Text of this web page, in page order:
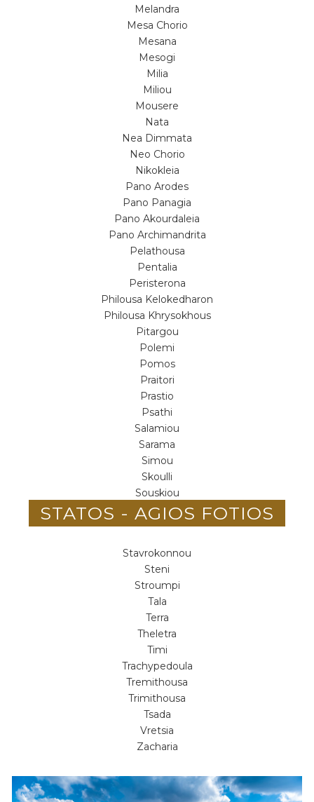
Melandra
Mesa Chorio
Mesana
Mesogi
Milia
Miliou
Mousere
Nata
Nea Dimmata
Neo Chorio
Nikokleia
Pano Arodes
Pano Panagia
Pano Akourdaleia
Pano Archimandrita
Pelathousa
Pentalia
Peristerona
Philousa Kelokedharon
Philousa Khrysokhous
Pitargou
Polemi
Pomos
Praitori
Prastio
Psathi
Salamiou
Sarama
Simou
Skoulli
Souskiou
STATOS - AGIOS FOTIOS
Stavrokonnou
Steni
Stroumpi
Tala
Terra
Theletra
Timi
Trachypedoula
Tremithousa
Trimithousa
Tsada
Vretsia
Zacharia